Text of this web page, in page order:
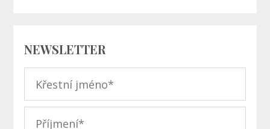
NEWSLETTER